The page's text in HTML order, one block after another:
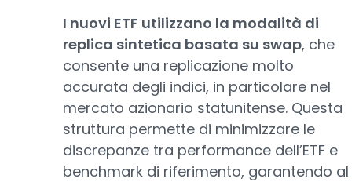
I nuovi ETF utilizzano la modalità di
replica sintetica basata su swap, che
consente una replicazione molto
accurata degli indici, in particolare nel
mercato azionario statunitense. Questa
struttura permette di minimizzare le
discrepanze tra performance dell’ETF e
benchmark di riferimento, garantendo al